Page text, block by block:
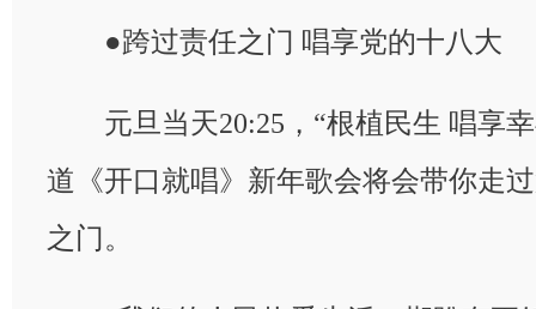
●跨过责任之门 唱享党的十八大
元旦当天20:25，“根植民生 唱享幸
道《开口就唱》新年歌会将会带你走
之门。